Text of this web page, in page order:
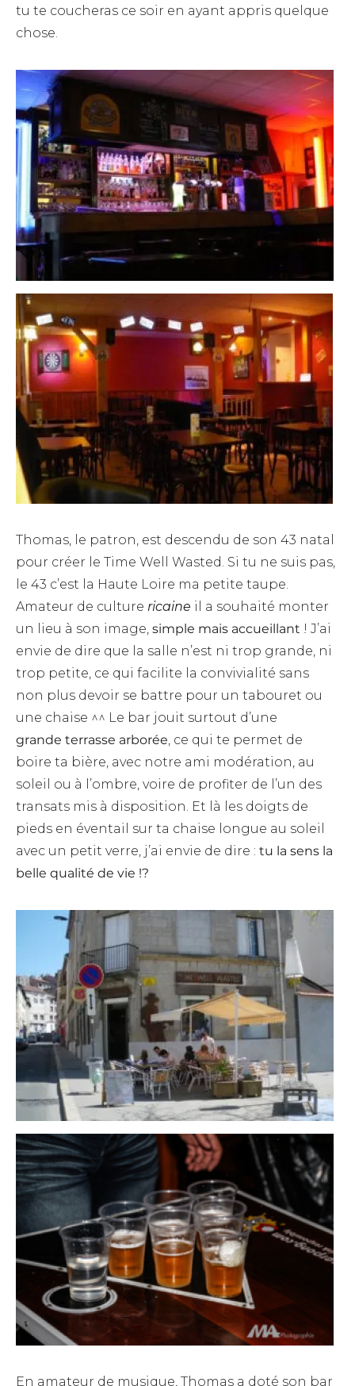
tu te coucheras ce soir en ayant appris quelque
chose.
Thomas, le patron, est descendu de son 43 natal
pour créer le Time Well Wasted. Si tu ne suis pas,
le 43 c’est la Haute Loire ma petite taupe.
Amateur de culture ricaine il a souhaité monter
un lieu à son image, simple mais accueillant ! J’ai
envie de dire que la salle n’est ni trop grande, ni
trop petite, ce qui facilite la convivialité sans
non plus devoir se battre pour un tabouret ou
une chaise ^^ Le bar jouit surtout d’une
grande terrasse arborée, ce qui te permet de
boire ta bière, avec notre ami modération, au
soleil ou à l’ombre, voire de profiter de l’un des
transats mis à disposition. Et là les doigts de
pieds en éventail sur ta chaise longue au soleil
avec un petit verre, j’ai envie de dire : tu la sens la
belle qualité de vie !?
En amateur de musique, Thomas a doté son bar